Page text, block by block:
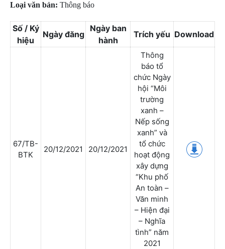
Loại văn bản: Thông báo
Số / Ký
hiệu
Ngày đăng
Ngày ban
hành
Trích yếu Download
67/TB-
BTK
20/12/2021 20/12/2021
Thông
báo tổ
chức Ngày
hội “Môi
trường
xanh –
Nếp sống
xanh” và
tổ chức
hoạt động
xây dựng
“Khu phố
An toàn –
Văn minh
– Hiện đại
– Nghĩa
tình” năm
2021